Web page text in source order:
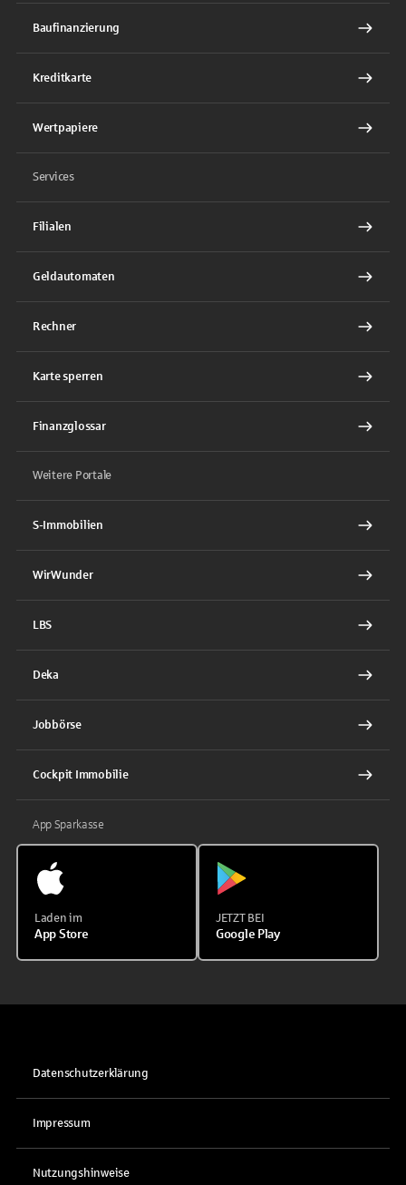
Baufinanzierung
Kreditkarte
Wertpapiere
Services
Filialen
Geldautomaten
Rechner
Karte sperren
Finanzglossar
Weitere Portale
S-Immobilien
WirWunder
LBS
Deka
Jobbörse
Cockpit Immobilie
App Sparkasse
Laden im
App Store
JETZT BEI
Google Play
Datenschutzerklärung
Impressum
Nutzungshinweise